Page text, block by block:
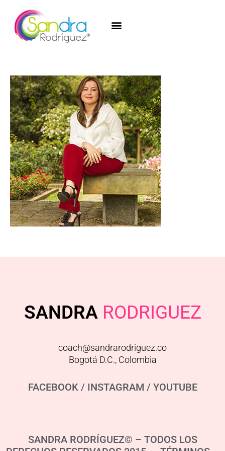
SANDRA RODRIGUEZ
coach@sandrarodriguez.co
Bogotá D.C., Colombia
FACEBOOK/ INSTAGRAM / YOUTUBE
SANDRA RODRÍGUEZ© – TODOS LOS